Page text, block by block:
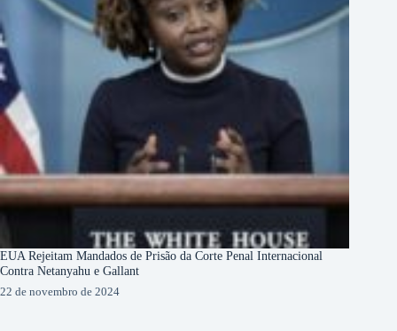
EUA Rejeitam Mandados de Prisão da Corte Penal Internacional
Contra Netanyahu e Gallant
22 de novembro de 2024